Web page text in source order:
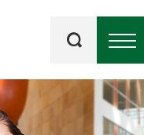
kluczowe